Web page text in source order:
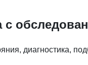
с
диагностика,